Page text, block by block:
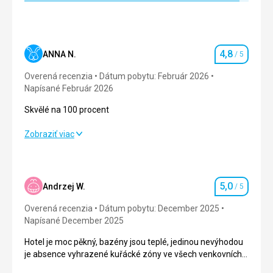
ANNA N. Hodnotenie
4,8 / 5
Overená recenzia
Dátum pobytu: Február 2026
Napísané Február 2026
Skvělé na 100 procent
Skvělé na 100 procent
Ubytovanie 5,0/ 5
Okolie
Cena 4,0/ 5
Zobraziť viac
Andrzej W. Hodnotenie
5,0 / 5
Overená recenzia
Dátum pobytu: December 2025
Napísané December 2025
Hotel je moc pěkný, bazény jsou teplé, jedinou nevýhodou
je absence vyhrazené kuřácké zóny ve všech venkovních